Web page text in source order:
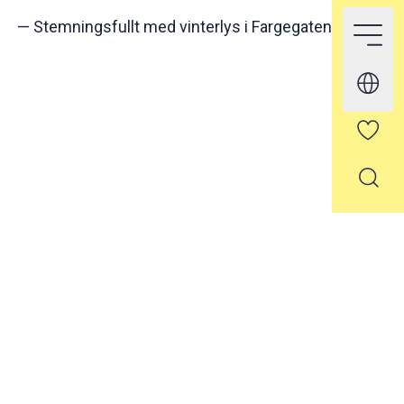
— Stemningsfullt med vinterlys i Fargegaten